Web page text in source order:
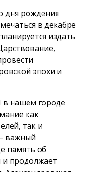
дня рождения
в декабре
издать
эпохи и
в нашем городе
как
так и
важный
память об
и продолжает